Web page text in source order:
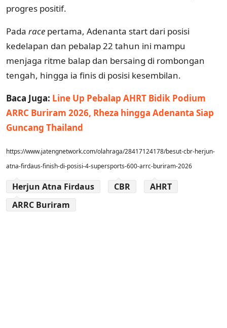
progres positif.
Pada race pertama, Adenanta start dari posisi
kedelapan dan pebalap 22 tahun ini mampu
menjaga ritme balap dan bersaing di rombongan
tengah, hingga ia finis di posisi kesembilan.
Baca Juga: Line Up Pebalap AHRT Bidik Podium
ARRC Buriram 2026, Rheza hingga Adenanta Siap
Guncang Thailand
https://www.jatengnetwork.com/olahraga/28417124178/besut-cbr-herjun-
atna-firdaus-finish-di-posisi-4-supersports-600-arrc-buriram-2026
Herjun Atna Firdaus CBR
AHRT
ARRC Buriram